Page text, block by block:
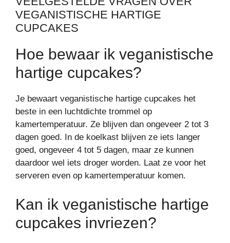
VEGANISTISCHE HARTIGE
CUPCAKES
Hoe bewaar ik veganistische
hartige cupcakes?
Je bewaart veganistische hartige cupcakes het
beste in een luchtdichte trommel op
kamertemperatuur. Ze blijven dan ongeveer 2 tot 3
dagen goed. In de koelkast blijven ze iets langer
goed, ongeveer 4 tot 5 dagen, maar ze kunnen
daardoor wel iets droger worden. Laat ze voor het
serveren even op kamertemperatuur komen.
Kan ik veganistische hartige
cupcakes invriezen?